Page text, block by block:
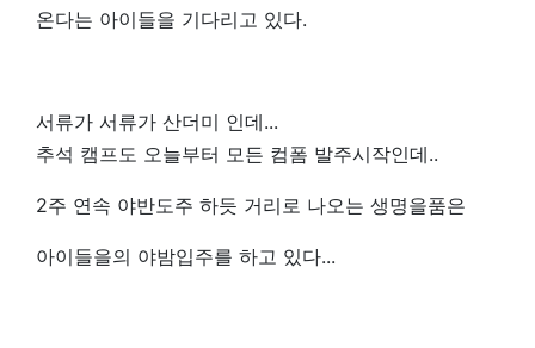
온다는 아이들을 기다리고 있다.
서류가 서류가 산더미 인데...
추석 캠프도 오늘부터 모든 컴폼 발주시작인데..
2주 연속 야반도주 하듯 거리로 나오는 생명을품은
아이들을의 야밤입주를 하고 있다...